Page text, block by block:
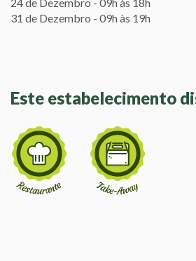
31 de Dezembro - 09h às 19h
Este estabelecimento